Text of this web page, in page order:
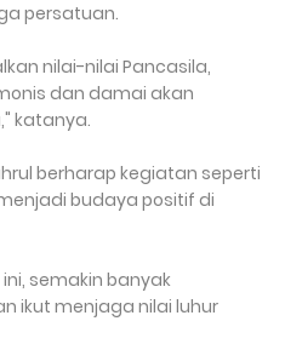
persatuan.
nilai-nilai Pancasila,
dan damai akan
katanya.
berharap kegiatan seperti
budaya positif di
semakin banyak
ikut menjaga nilai luhur